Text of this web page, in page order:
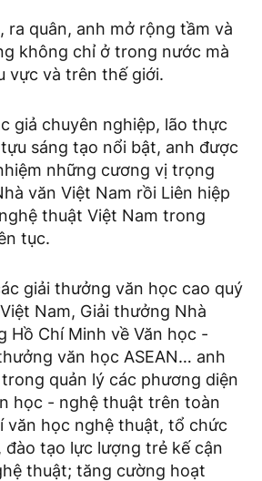
ra quân, anh mở rộng tầm và
không chỉ ở trong nước mà
vực và trên thế giới.
giả chuyên nghiệp, lão thực
sáng tạo nổi bật, anh được
những cương vị trọng
văn Việt Nam rồi Liên hiệp
thuật Việt Nam trong
tục.
giải thưởng văn học cao quý
Nam, Giải thưởng Nhà
Hồ Chí Minh về Văn học -
văn học ASEAN… anh
quản lý các phương diện
học - nghệ thuật trên toàn
văn học nghệ thuật, tổ chức
đào tạo lực lượng trẻ kế cận
thuật; tăng cường hoạt